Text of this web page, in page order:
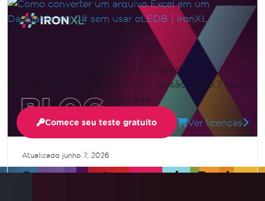
de dados.
Atualizado junho 7, 2026
Como converter um arquivo Excel
Mostrar mais
Pronto para começar?
Nuget Downloads 2,174,917
Versão: 2026.7 recém-
lançado
Comece seu teste gratuito Ver licenças